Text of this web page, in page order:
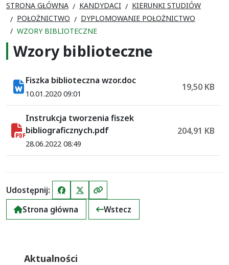
STRONA GŁÓWNA KANDYDACI
KIERUNKI STUDIÓW
POŁOŻNICTWO
DYPLOMOWANIE POŁOŻNICTWO
WZORY BIBLIOTECZNE
Wzory biblioteczne
Fiszka biblioteczna wzor.doc
10.01.2020 09:01
19,50 KB
Instrukcja tworzenia fiszek
bibliograficznych.pdf
28.06.2022 08:49
204,91 KB
Udostępnij: FacebookX (Twitter)Kopiuj link
Strona główna
Wstecz
Aktualności